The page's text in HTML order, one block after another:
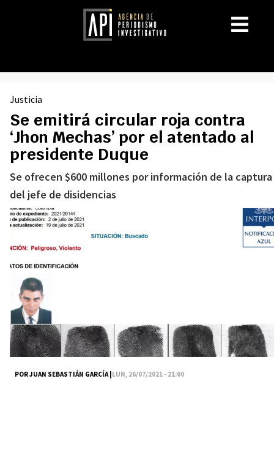
Justicia
Se emitirá circular roja contra
‘Jhon Mechas’ por el atentado al
presidente Duque
Se ofrecen $600 millones por información de la captura
del jefe de disidencias
POR JUAN SEBASTIÁN GARCÍA |LUN, 26/07/2021 - 21:00